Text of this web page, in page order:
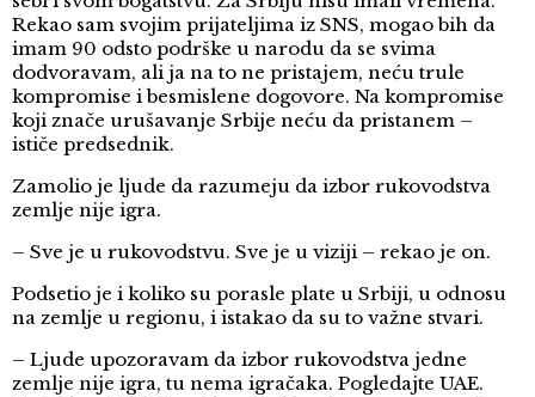
Rekao sam svojim prijateljima iz SNS, mogao bih da
imam 90 odsto podrške u narodu da se svima
dodvoravam, ali ja na to ne pristajem, neću trule
kompromise i besmislene dogovore. Na kompromise
koji znače urušavanje Srbije neću da pristanem –
ističe predsednik.
Zamolio je ljude da razumeju da izbor rukovodstva
zemlje nije igra.
– Sve je u rukovodstvu. Sve je u viziji – rekao je on.
Podsetio je i koliko su porasle plate u Srbiji, u odnosu
na zemlje u regionu, i istakao da su to važne stvari.
– Ljude upozoravam da izbor rukovodstva jedne
zemlje nije igra, tu nema igračaka. Pogledajte UAE.